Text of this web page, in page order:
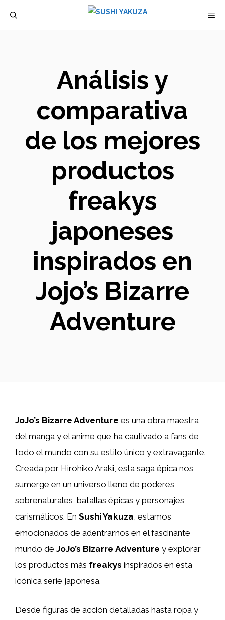
Análisis y
comparativa
de los mejores
productos
freakys
japoneses
inspirados en
Jojo’s Bizarre
Adventure
JoJo’s Bizarre Adventure es una obra maestra
del manga y el anime que ha cautivado a fans de
todo el mundo con su estilo único y extravagante.
Creada por Hirohiko Araki, esta saga épica nos
sumerge en un universo lleno de poderes
sobrenaturales, batallas épicas y personajes
carismáticos. En Sushi Yakuza, estamos
emocionados de adentrarnos en el fascinante
mundo de JoJo’s Bizarre Adventure y explorar
los productos más freakys inspirados en esta
icónica serie japonesa.
Desde figuras de acción detalladas hasta ropa y